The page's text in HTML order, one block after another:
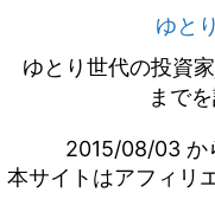
ゆと
ゆとり世代の投資
まで
2015/08/03 か
本サイトはアフィリ